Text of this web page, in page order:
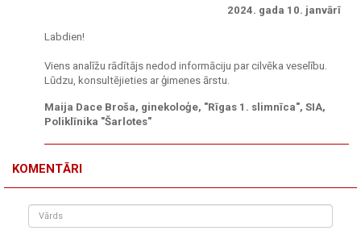
2024. gada 10. janvārī
Labdien!
Viens analīžu rādītājs nedod informāciju par cilvēka veselību.
Lūdzu, konsultējieties ar ģimenes ārstu.
Maija Dace Broša, ginekoloģe, "Rīgas 1. slimnīca", SIA,
Poliklīnika "Šarlotes"
KOMENTĀRI
Vārds